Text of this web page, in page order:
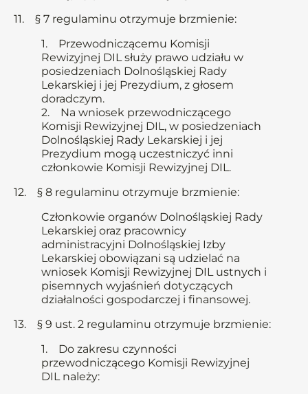
11. § 7 regulaminu otrzymuje brzmienie:
1. Przewodniczącemu Komisji
Rewizyjnej DIL służy prawo udziału w
posiedzeniach Dolnośląskiej Rady
Lekarskiej i jej Prezydium, z głosem
doradczym.
2. Na wniosek przewodniczącego
Komisji Rewizyjnej DIL, w posiedzeniach
Dolnośląskiej Rady Lekarskiej i jej
Prezydium mogą uczestniczyć inni
członkowie Komisji Rewizyjnej DIL.
12. § 8 regulaminu otrzymuje brzmienie:
Członkowie organów Dolnośląskiej Rady
Lekarskiej oraz pracownicy
administracyjni Dolnośląskiej Izby
Lekarskiej obowiązani są udzielać na
wniosek Komisji Rewizyjnej DIL ustnych i
pisemnych wyjaśnień dotyczących
działalności gospodarczej i finansowej.
13. § 9 ust. 2 regulaminu otrzymuje brzmienie:
1. Do zakresu czynności
przewodniczącego Komisji Rewizyjnej
DIL należy: